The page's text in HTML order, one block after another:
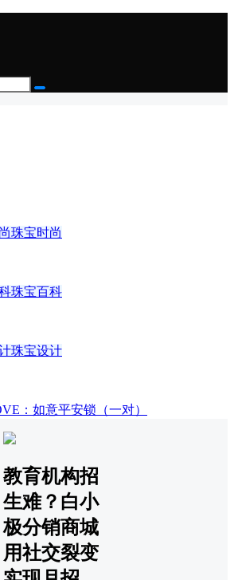
珠宝时尚
珠宝百科
珠宝设计
：如意平安锁（一对）
教育机构招
生难？白小
极分销商城
用社交裂变